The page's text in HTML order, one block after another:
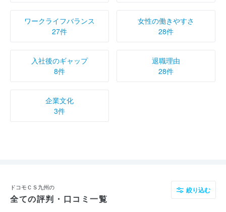
ワークライフバランス
27件
女性の働きやすさ
28件
入社後のギャップ
8件
退職理由
28件
企業文化
3件
ドコモＣＳ九州の
全ての評判・口コミ一覧
絞り込む